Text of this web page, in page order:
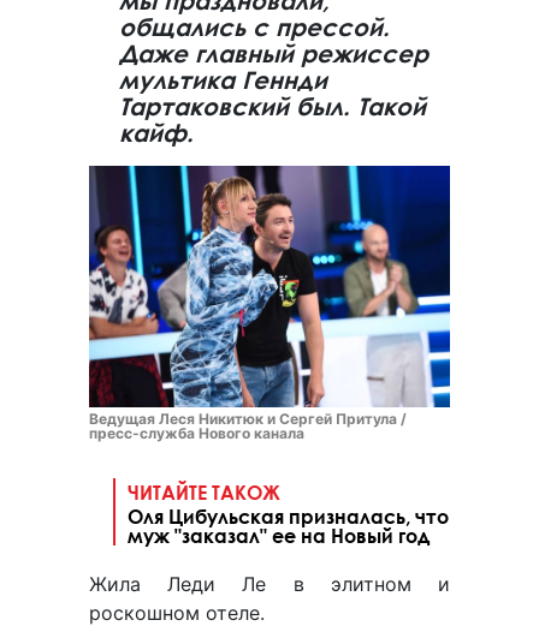
общались с прессой.
Даже главный режиссер
мультика Геннди
Тартаковский был. Такой
кайф.
Ведущая Леся Никитюк и Сергей Притула /
пресс-служба Нового канала
ЧИТАЙТЕ ТАКОЖ
Оля Цибульская призналась, что
муж "заказал" ее на Новый год
Жила Леди Ле в элитном и
роскошном отеле.